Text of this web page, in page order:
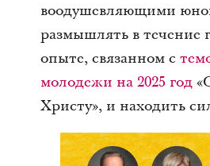
воодушевляющими
размышлять в течение
опыте, связанном с
молодежи на 2025 год
Христу», и находить